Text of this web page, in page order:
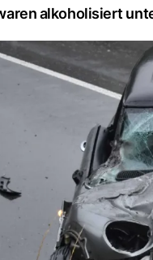
alkoholisiert